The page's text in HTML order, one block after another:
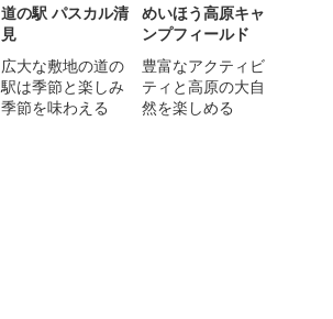
道の駅 パスカル清
見
広大な敷地の道の
駅は季節と楽しみ
季節を味わえる
めいほう高原キャ
ンプフィールド
豊富なアクティビ
ティと高原の大自
然を楽しめる